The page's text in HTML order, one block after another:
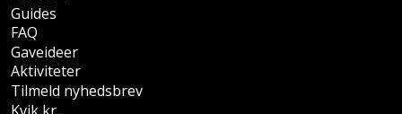
Tag
og
tagplader
Polsøger
Profilsaks
Reb
Kantfræser
Kantlimer
Kantlimertilbehør
Højtaler
Hylder
Jagt
Guides
FAQ
Gaveideer
Aktiviteter
Tilmeld nyhedsbrev